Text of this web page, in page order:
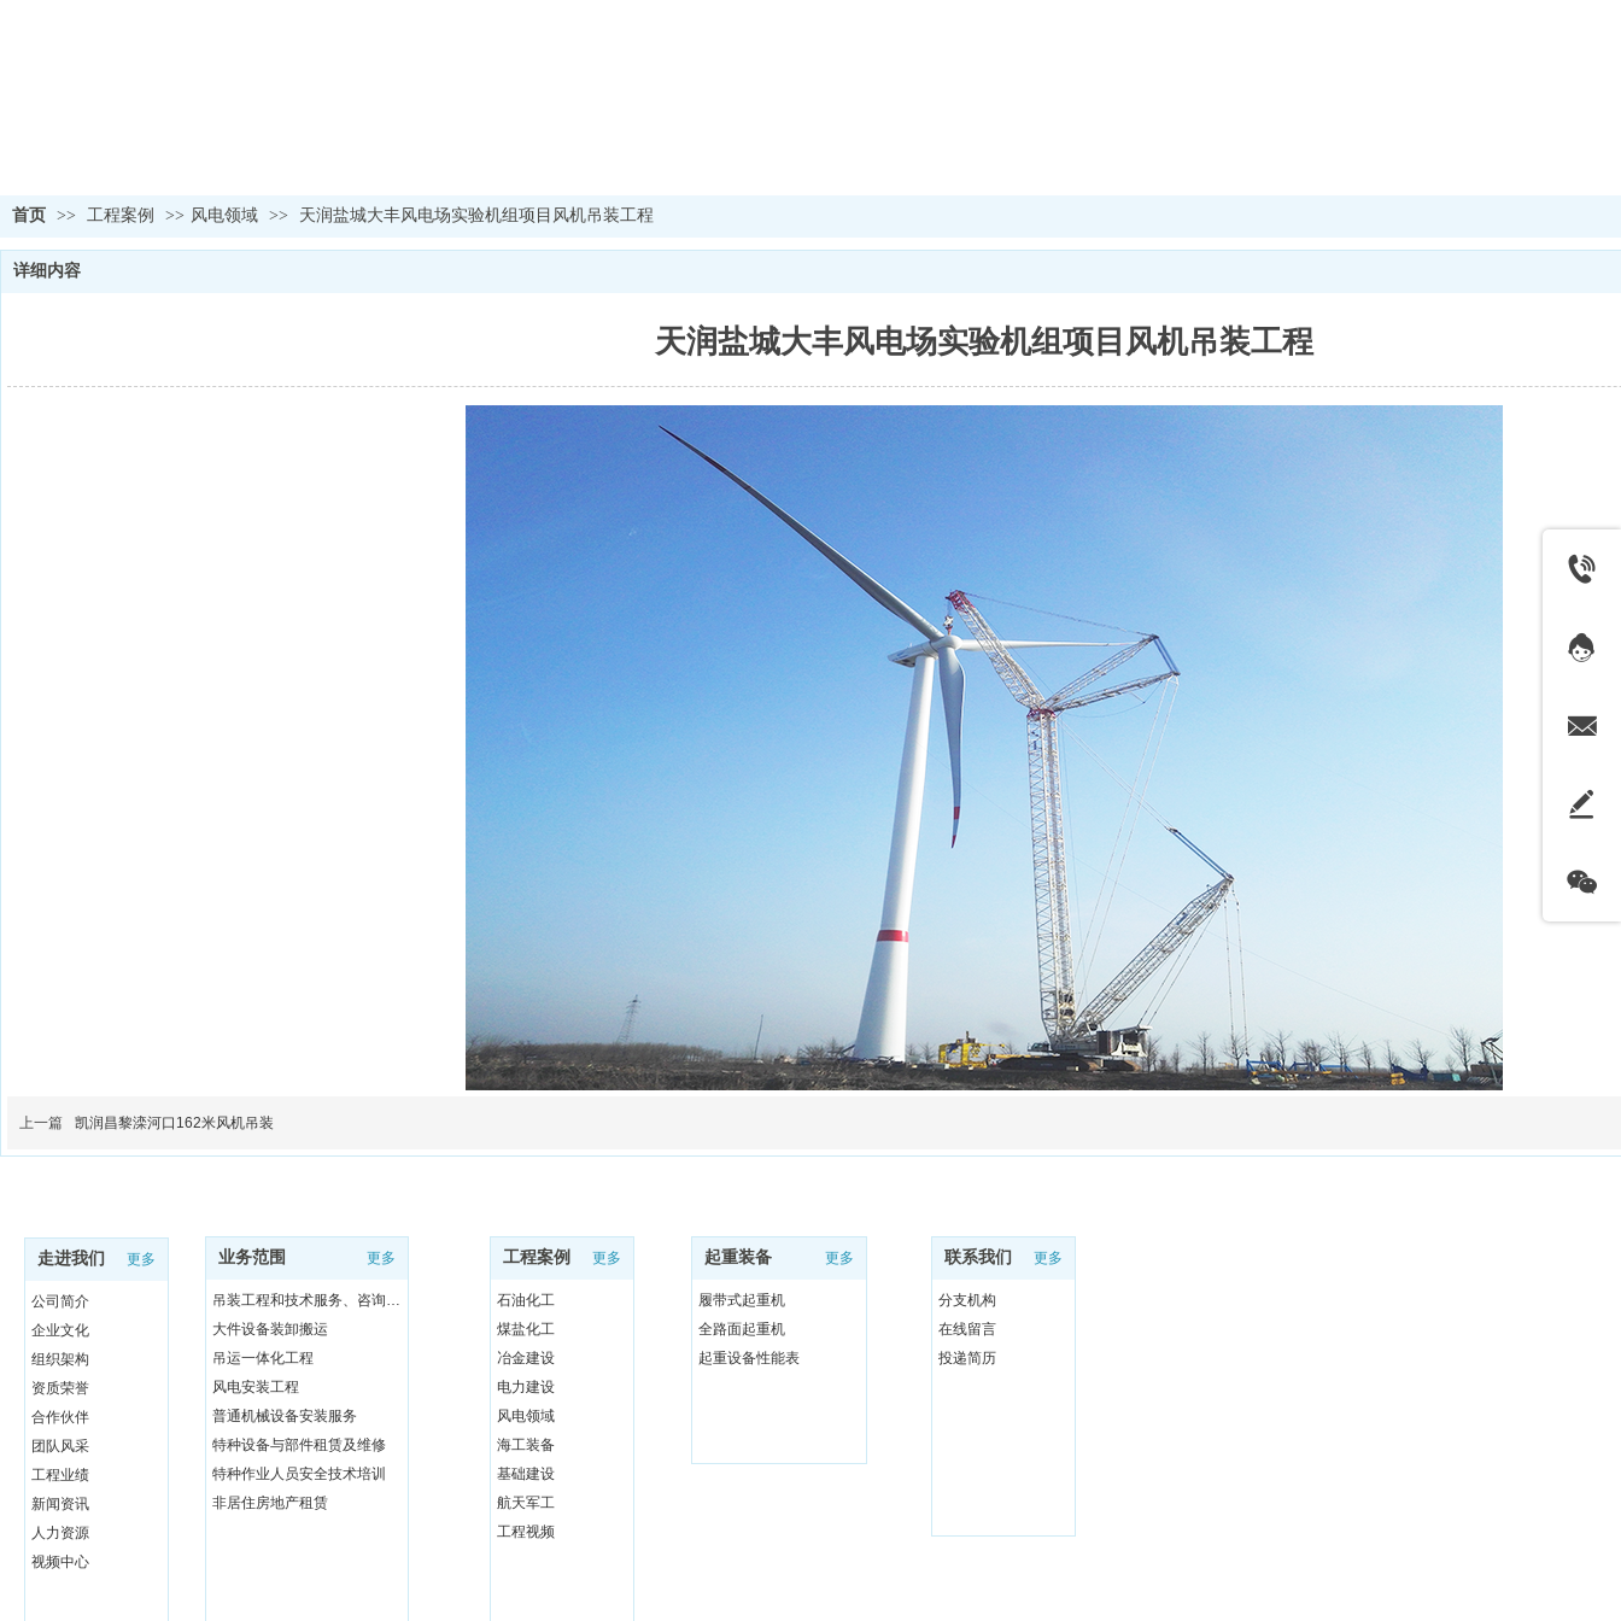
首页 >> 工程案例 >> 风电领域 >> 天润盐城大丰风电场实验机组项目风机吊装工程
详细内容
天润盐城大丰风电场实验机组项目风机吊装工程
上一篇 凯润昌黎滦河口162米风机吊装
走进我们 更多
公司简介
企业文化
组织架构
资质荣誉
合作伙伴
团队风采
工程业绩
新闻资讯
人力资源
视频中心
业务范围 更多
吊装工程和技术服务、咨询与研发
大件设备装卸搬运
吊运一体化工程
风电安装工程
普通机械设备安装服务
特种设备与部件租赁及维修
特种作业人员安全技术培训
非居住房地产租赁
工程案例 更多
石油化工
煤盐化工
冶金建设
电力建设
风电领域
海工装备
基础建设
航天军工
工程视频
起重装备 更多
履带式起重机
全路面起重机
起重设备性能表
联系我们 更多
分支机构
在线留言
投递简历